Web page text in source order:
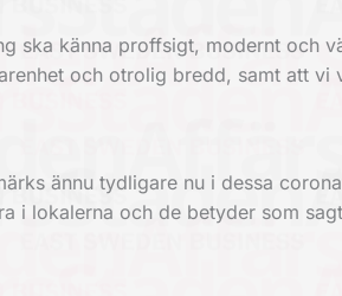
ska känna proffsigt, modernt och
och otrolig bredd, samt att vi
ännu tydligare nu i dessa
i lokalerna och de betyder som